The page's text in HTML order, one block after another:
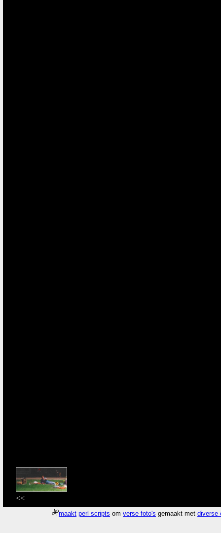
<<
maakt perl scripts omverse foto's gemaakt metdiverse